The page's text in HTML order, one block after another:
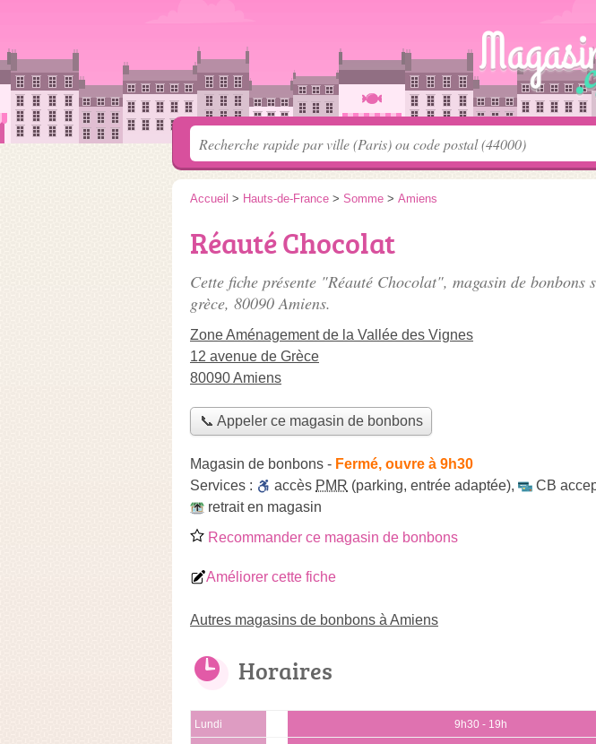
Accueil > Hauts-de-France > Somme > Amiens
Réauté Chocolat
Cette fiche présente "Réauté Chocolat", magasin de bonbons
grèce, 80090 Amiens.
Zone Aménagement de la Vallée des Vignes
12 avenue de Grèce
80090 Amiens
📞 Appeler ce magasin de bonbons
Magasin de bonbons - Fermé, ouvre à 9h30
Services :
accès PMR (parking, entrée adaptée), CB
retrait en magasin
Recommander ce magasin de bonbons
Améliorer cette fiche
Autres magasins de bonbons à Amiens
Horaires
Lundi 9h30 - 19h